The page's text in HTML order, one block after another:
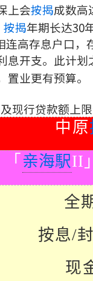
上会按揭成数高
按揭年期长达30
连高存息户口，
息开支。此计
置业更有预算。
及现行贷款额上
中原
「 亲海駅II
全
按息/
现